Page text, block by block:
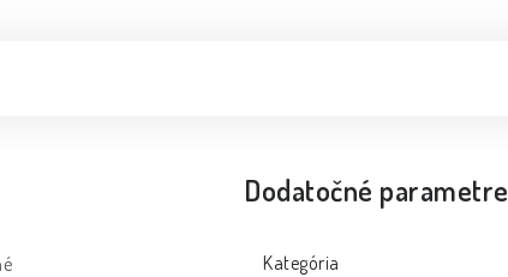
Dodatočné parametre
Kategória